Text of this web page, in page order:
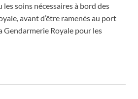
les soins nécessaires à bord des
avant d’être ramenés au port
Gendarmerie Royale pour les